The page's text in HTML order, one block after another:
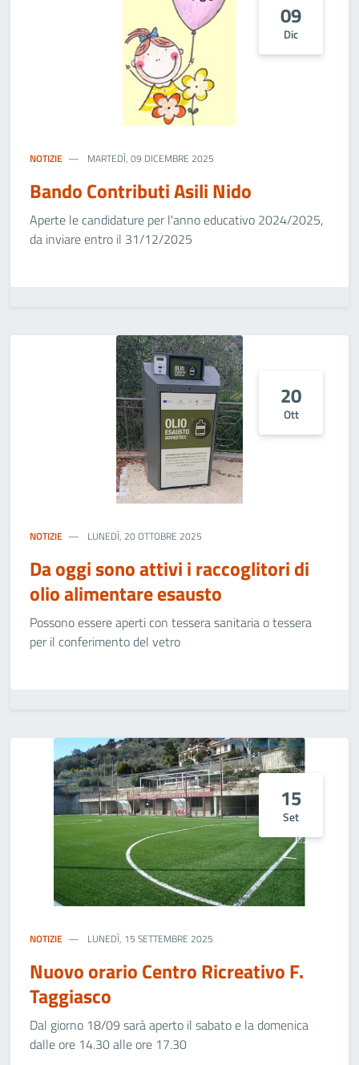
09
Dic
NOTIZIE MARTEDÌ, 09 DICEMBRE 2025
Bando Contributi Asili Nido
Aperte le candidature per l'anno educativo 2024/2025,
da inviare entro il 31/12/2025
20
Ott
NOTIZIE LUNEDÌ, 20 OTTOBRE 2025
Da oggi sono attivi i raccoglitori di
olio alimentare esausto
Possono essere aperti con tessera sanitaria o tessera
per il conferimento del vetro
15
Set
NOTIZIE LUNEDÌ, 15 SETTEMBRE 2025
Nuovo orario Centro Ricreativo F.
Taggiasco
Dal giorno 18/09 sarà aperto il sabato e la domenica
dalle ore 14.30 alle ore 17.30